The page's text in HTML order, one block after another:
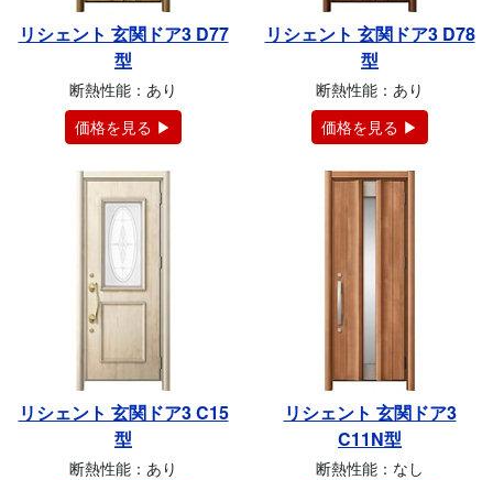
リシェント 玄関ドア3 D77
型
断熱性能：あり
価格を見る ▶
リシェント 玄関ドア3 D78
型
断熱性能：あり
価格を見る ▶
リシェント 玄関ドア3 C15
型
断熱性能：あり
リシェント 玄関ドア3
C11N型
断熱性能：なし